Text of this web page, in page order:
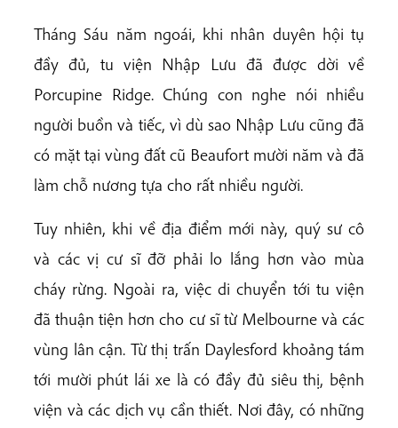
Tháng Sáu năm ngoái, khi nhân duyên hội tụ
đầy đủ, tu viện Nhập Lưu đã được dời về
Porcupine Ridge. Chúng con nghe nói nhiều
người buồn và tiếc, vì dù sao Nhập Lưu cũng đã
có mặt tại vùng đất cũ Beaufort mười năm và đã
làm chỗ nương tựa cho rất nhiều người.
Tuy nhiên, khi về địa điểm mới này, quý sư cô
và các vị cư sĩ đỡ phải lo lắng hơn vào mùa
cháy rừng. Ngoài ra, việc di chuyển tới tu viện
đã thuận tiện hơn cho cư sĩ từ Melbourne và các
vùng lân cận. Từ thị trấn Daylesford khoảng tám
tới mười phút lái xe là có đầy đủ siêu thị, bệnh
viện và các dịch vụ cần thiết. Nơi đây, có những